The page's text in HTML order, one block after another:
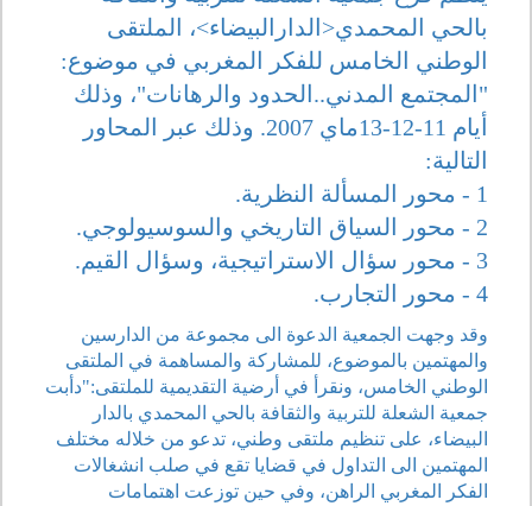
بالحي المحمدي<الدارالبيضاء>، الملتقى
الوطني الخامس للفكر المغربي في موضوع:
"المجتمع المدني..الحدود والرهانات"، وذلك
أيام 11-12-13ماي 2007. وذلك عبر المحاور
التالية:
1 - محور المسألة النظرية.
2 - محور السياق التاريخي والسوسيولوجي.
3 - محور سؤال الاستراتيجية، وسؤال القيم.
4 - محور التجارب.
وقد وجهت الجمعية الدعوة الى مجموعة من الدارسين
والمهتمين بالموضوع، للمشاركة والمساهمة في الملتقى
الوطني الخامس، ونقرأ في أرضية التقديمية للملتقى:"دأبت
جمعية الشعلة للتربية والثقافة بالحي المحمدي بالدار
البيضاء، على تنظيم ملتقى وطني، تدعو من خلاله مختلف
المهتمين الى التداول في قضايا تقع في صلب انشغالات
الفكر المغربي الراهن، وفي حين توزعت اهتمامات